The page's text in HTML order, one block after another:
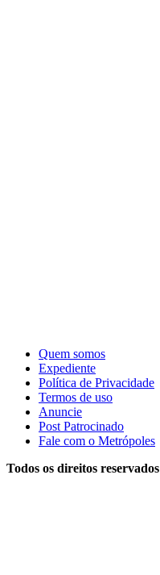
Quem somos
Expediente
Política de Privacidade
Termos de uso
Anuncie
Post Patrocinado
Fale com o Metrópoles
Todos os direitos reservados